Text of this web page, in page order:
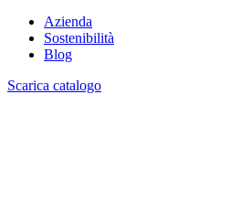
Azienda
Sostenibilità
Blog
Scarica catalogo